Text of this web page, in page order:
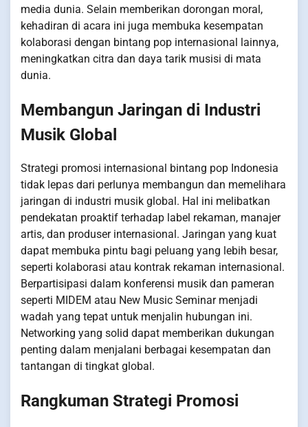
media dunia. Selain memberikan dorongan moral,
kehadiran di acara ini juga membuka kesempatan
kolaborasi dengan bintang pop internasional lainnya,
meningkatkan citra dan daya tarik musisi di mata
dunia.
Membangun Jaringan di Industri
Musik Global
Strategi promosi internasional bintang pop Indonesia
tidak lepas dari perlunya membangun dan memelihara
jaringan di industri musik global. Hal ini melibatkan
pendekatan proaktif terhadap label rekaman, manajer
artis, dan produser internasional. Jaringan yang kuat
dapat membuka pintu bagi peluang yang lebih besar,
seperti kolaborasi atau kontrak rekaman internasional.
Berpartisipasi dalam konferensi musik dan pameran
seperti MIDEM atau New Music Seminar menjadi
wadah yang tepat untuk menjalin hubungan ini.
Networking yang solid dapat memberikan dukungan
penting dalam menjalani berbagai kesempatan dan
tantangan di tingkat global.
Rangkuman Strategi Promosi